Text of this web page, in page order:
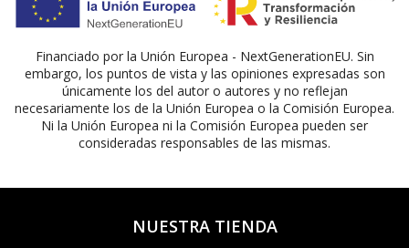
Financiado por la Unión Europea - NextGenerationEU. Sin
embargo, los puntos de vista y las opiniones expresadas son
únicamente los del autor o autores y no reflejan
necesariamente los de la Unión Europea o la Comisión Europea.
Ni la Unión Europea ni la Comisión Europea pueden ser
consideradas responsables de las mismas.
NUESTRA TIENDA